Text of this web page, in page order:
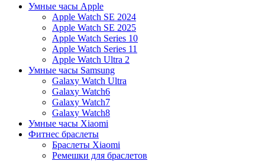
Умные часы Apple
Apple Watch SE 2024
Apple Watch SE 2025
Apple Watch Series 10
Apple Watch Series 11
Apple Watch Ultra 2
Умные часы Samsung
Galaxy Watch Ultra
Galaxy Watch6
Galaxy Watch7
Galaxy Watch8
Умные часы Xiaomi
Фитнес браслеты
Браслеты Xiaomi
Ремешки для браслетов